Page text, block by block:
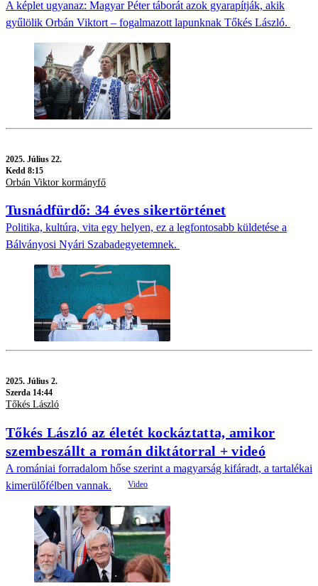
A képlet ugyanaz: Magyar Péter táborát azok gyarapítják, akik
gyűlölik Orbán Viktort – fogalmazott lapunknak Tőkés László.
2025. Július 22.
Kedd 8:15
Orbán Viktor kormányfő
Tusnádfürdő: 34 éves sikertörténet
Politika, kultúra, vita egy helyen, ez a legfontosabb küldetése a
Bálványosi Nyári Szabadegyetemnek.
2025. Július 2.
Szerda 14:44
Tőkés László
Tőkés László az életét kockáztatta, amikor
szembeszállt a román diktátorral + videó
A romániai forradalom hőse szerint a magyarság kifáradt, a tartalékai
kimerülőfélben vannak.